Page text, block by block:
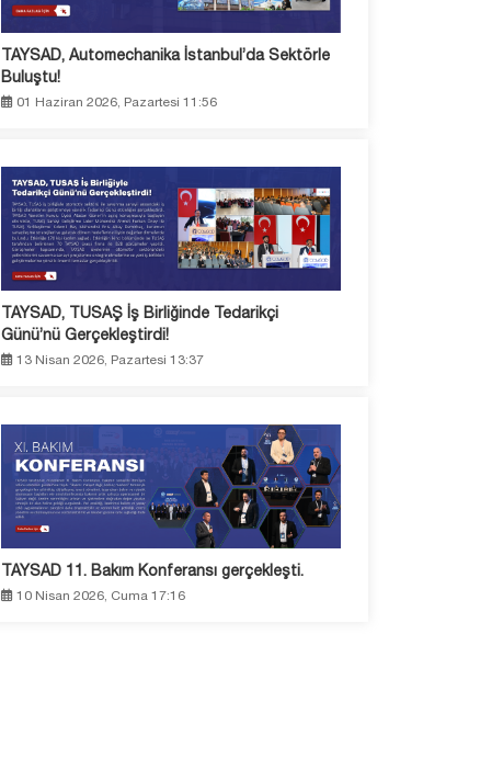
TAYSAD, Automechanika İstanbul’da Sektörle
Buluştu!
01 Haziran 2026, Pazartesi 11:56
TAYSAD, TUSAŞ İş Birliğinde Tedarikçi
Günü’nü Gerçekleştirdi!
13 Nisan 2026, Pazartesi 13:37
TAYSAD 11. Bakım Konferansı gerçekleşti.
10 Nisan 2026, Cuma 17:16